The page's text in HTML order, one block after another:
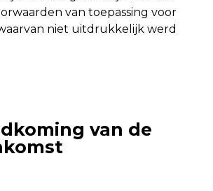
van toepassing voor
niet uitdrukkelijk werd
van de